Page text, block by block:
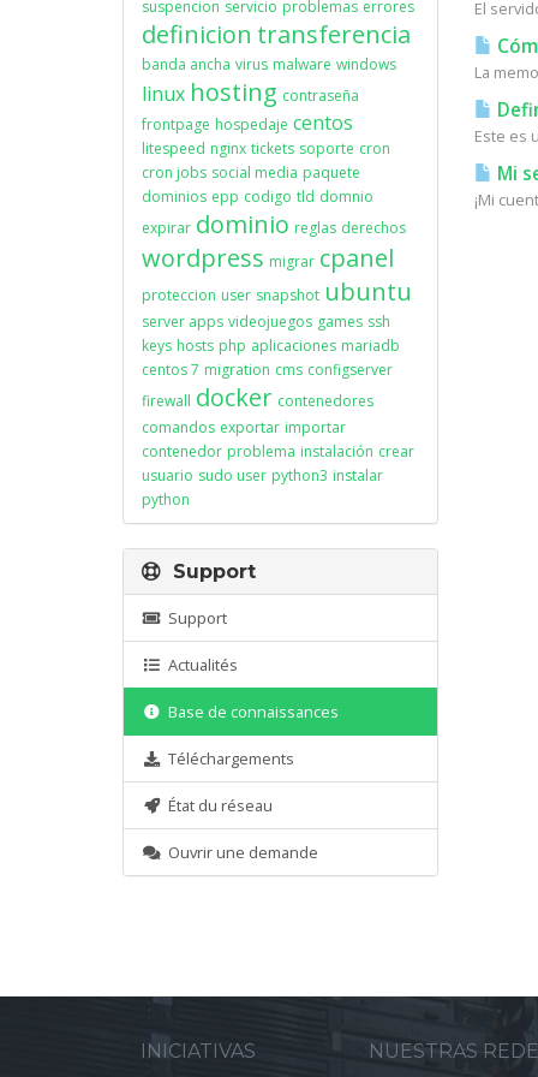
El
La
Este es
Mi
¡Mi
suspencion servicio problemas errores
definicion transferencia
banda ancha virus malware windows
linux hosting contraseña
frontpage hospedaje centos
litespeed nginx tickets soporte cron
cron jobs social media paquete
dominios epp codigo tld domnio
expirar dominio reglas derechos
wordpress migrar cpanel
proteccion user snapshot ubuntu
server apps videojuegos games ssh
keys hosts php aplicaciones mariadb
centos 7 migration cms configserver
firewall docker contenedores
comandos exportar importar
contenedor problema instalación crear
usuario sudo user python3 instalar
python
Support
Support
Actualités
Base de connaissances
Téléchargements
État du réseau
Ouvrir une demande
INICIATIVAS NUESTRAS